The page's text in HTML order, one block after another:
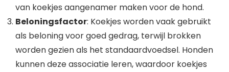
van koekjes aangenamer maken voor de hond.
Beloningsfactor: Koekjes worden vaak gebruikt
als beloning voor goed gedrag, terwijl brokken
worden gezien als het standaardvoedsel. Honden
kunnen deze associatie leren, waardoor koekjes